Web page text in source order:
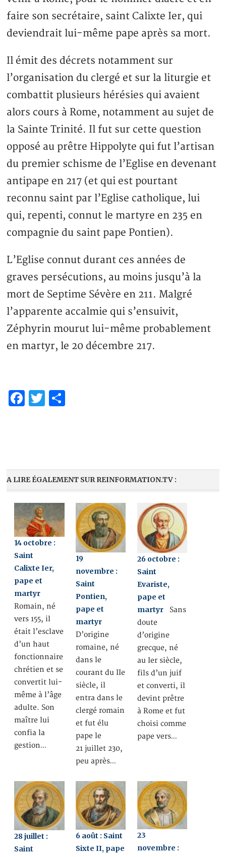
faire son secrétaire, saint Calixte Ier, qui
deviendrait lui-même pape après sa mort.
Il émit des décrets notamment sur
l’organisation du clergé et sur la liturgie et
combattit plusieurs hérésies qui avaient
alors cours à Rome, notamment au sujet de
la Sainte Trinité. Il fut sur cette question
opposé au prêtre Hippolyte qui fut l’artisan
du premier schisme de l’Eglise en devenant
antipape en 217 (et qui est pourtant
reconnu saint par l’Eglise catholique, lui
qui, repenti, connut le martyre en 235 en
compagnie du saint pape Pontien).
L’Eglise connut durant ces années de
graves persécutions, au moins jusqu’à la
mort de Septime Sévère en 211. Malgré
l’apparente accalmie qui s’ensuivit,
Zéphyrin mourut lui-même probablement
en martyr, le 20 décembre 217.
Facebook
Twitter
A LIRE ÉGALEMENT SUR REINFORMATION.TV :
14 octobre :
Saint
Calixte Ier,
pape et
martyr
Romain, né
vers 155, il
était l’esclave
d’un haut
fonctionnaire
chrétien et se
convertit lui-
même à l’âge
adulte. Son
maître lui
confia la
gestion…
19
novembre :
Saint
Pontien,
pape et
martyr
D’origine
romaine, né
dans le
courant du IIe
siècle, il
entra dans le
clergé romain
et fut élu
pape le
21 juillet 230,
peu après…
26 octobre :
Saint
Evariste,
pape et
martyr Sans
doute
d’origine
grecque, né
au Ier siècle,
fils d’un juif
et converti, il
devint prêtre
à Rome et fut
choisi comme
pape vers…
28 juillet :
Saint
6 août : Saint
Sixte II, pape
23
novembre :